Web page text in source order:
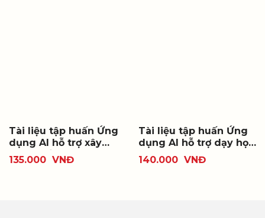
Tài liệu tập huấn Ứng
dụng AI hỗ trợ xây
dựng kế hoạch giáo
dục nhà trường thực
135.000 VNĐ
Tài liệu tập huấn Ứng
dụng AI hỗ trợ dạy học
các môn học theo
Chương trình giáo dục
140.000 VNĐ